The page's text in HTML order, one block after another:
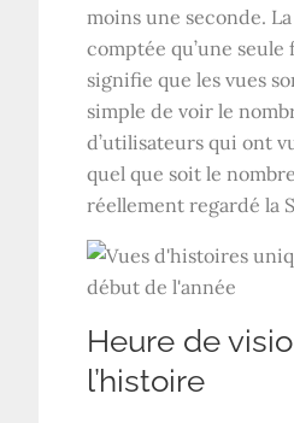
moins une seconde. La
comptée qu’une seule
signifie que les vues
simple de voir le
d’utilisateurs qui ont
quel que soit le
réellement regardé la
Heure de
l’histoire